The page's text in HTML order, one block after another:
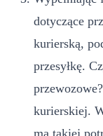
dotyczące
kurierską,
przesyłkę.
kurierskiej.
ma takiej